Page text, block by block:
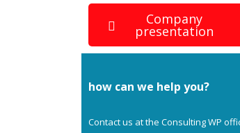
Company
presentation
how can we help you?
Contact us at the Consulting WP